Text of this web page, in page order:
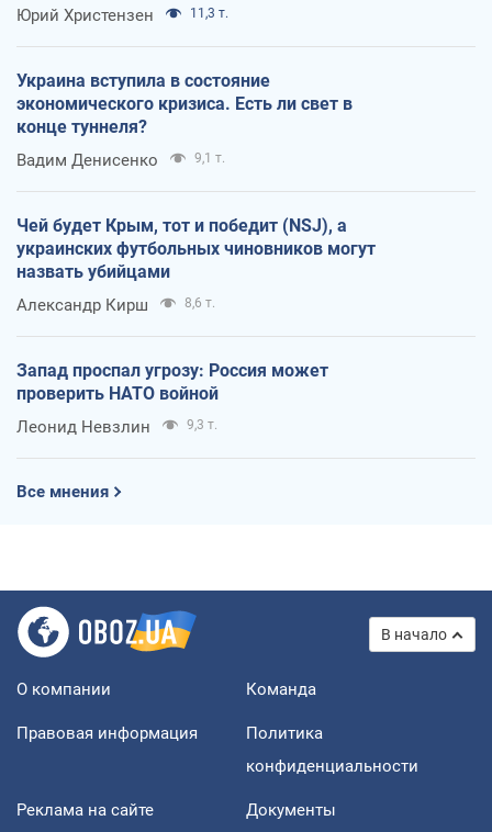
Юрий Христензен 11,3 т.
Украина вступила в состояние
экономического кризиса. Есть ли свет в
конце туннеля?
Вадим Денисенко 9,1 т.
Чей будет Крым, тот и победит (NSJ), а
украинских футбольных чиновников могут
назвать убийцами
Александр Кирш 8,6 т.
Запад проспал угрозу: Россия может
проверить НАТО войной
Леонид Невзлин 9,3 т.
Все мнения
В начало
О компании Команда
Правовая информация
Политика
конфиденциальности
Реклама на сайте Документы